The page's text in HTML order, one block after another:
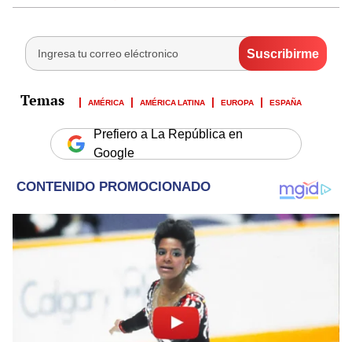
AMÉRICA AMÉRICA LATINA EUROPA ESPAÑA
Prefiero a La República en
Google